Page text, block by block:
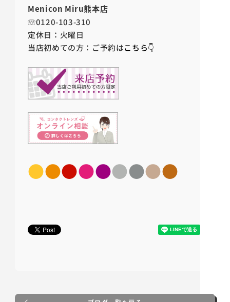
Menicon Miru熊本店
☏0120-103-310
定休日：火曜日
当店初めての方：ご予約はこちら👇
●●●●●●●●●